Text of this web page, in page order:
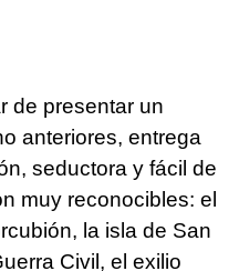
de presentar un
anteriores, entrega
seductora y fácil de
muy reconocibles: el
la isla de San
Civil, el exilio